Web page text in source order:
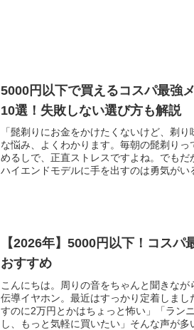
5000円以下で買えるコスパ最強
10選！失敗しない選び方も解説
「髭剃りにお金をかけたくないけど、剃
な悩み、よくわかります。毎朝の髭剃り
めるしで、正直ストレスですよね。でもだ
ハイエンドモデルに手を出すのは勇気がい
【2026年】5000円以下！コスパ
おすすめ
こんにちは。周りの音をちゃんと聞きな
伝導イヤホン。最近はすっかり定着しま
すのに2万円とかはちょっと怖い」「ラン
し、もっと気軽に買いたい」そんな声が多